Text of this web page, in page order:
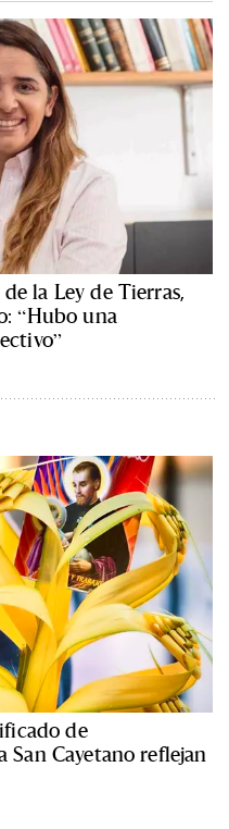
la Ley de Tierras,
“Hubo una
de
San Cayetano reflejan